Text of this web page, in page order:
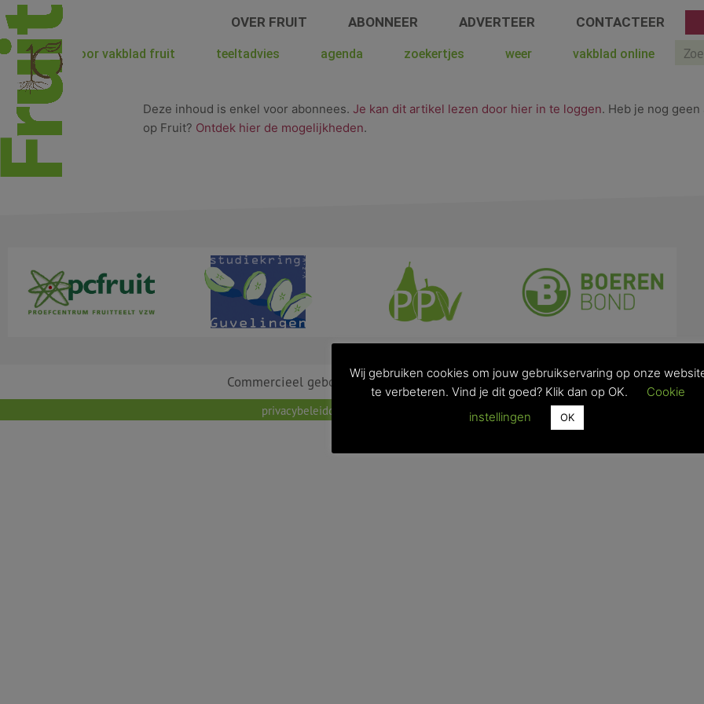
Spring
naar
de
inhoud
OVER FRUIT ABONNEER ADVERTEER CONTACTEER
hoera voor vakblad fruit teeltadvies agenda zoekertjes weer vakblad online
Deze inhoud is enkel voor abonnees. Je kan dit artikel lezen door hier in te loggen. Heb je nog
op Fruit? Ontdek hier de mogelijkheden.
Commercieel geboost doorPubliFruitenLandbouwleven.
privacybeleidcookiebeleid abonnementsvoorwaarden
Wij gebruiken cookies om jouw gebruikservaring op onze
te verbeteren. Vind je dit goed? Klik dan op OK.
Cookie
instellingen
OK